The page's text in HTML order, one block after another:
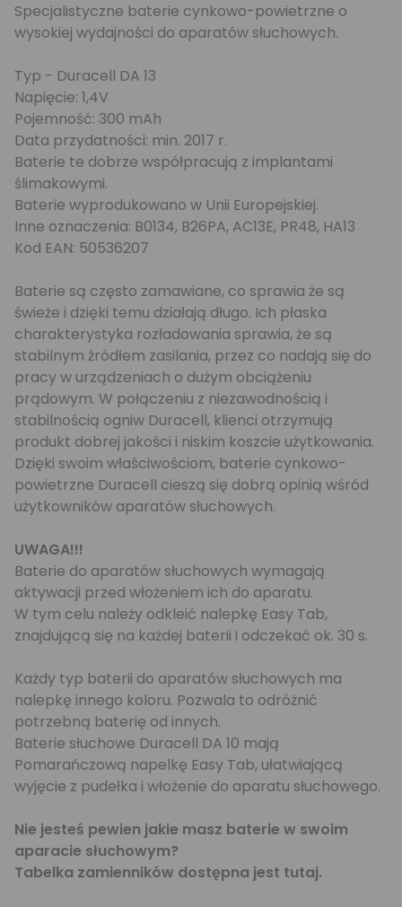
Specjalistyczne baterie cynkowo-powietrzne o
wysokiej wydajności do aparatów słuchowych.
Typ - Duracell DA 13
Napięcie: 1,4V
Pojemność: 300 mAh
Data przydatności: min. 2017 r.
Baterie te dobrze współpracują z implantami
ślimakowymi.
Baterie wyprodukowano w Unii Europejskiej.
Inne oznaczenia: B0134, B26PA, AC13E, PR48, HA13
Kod EAN: 50536207
Baterie są często zamawiane, co sprawia że są
świeże i dzięki temu działają długo. Ich płaska
charakterystyka rozładowania sprawia, że są
stabilnym źródłem zasilania, przez co nadają się do
pracy w urządzeniach o dużym obciążeniu
prądowym. W połączeniu z niezawodnością i
stabilnością ogniw Duracell, klienci otrzymują
produkt dobrej jakości i niskim koszcie użytkowania.
Dzięki swoim właściwościom, baterie cynkowo-
powietrzne Duracell cieszą się dobrą opinią wśród
użytkowników aparatów słuchowych.
UWAGA!!!
Baterie do aparatów słuchowych wymagają
aktywacji przed włożeniem ich do aparatu.
W tym celu należy odkleić nalepkę Easy Tab,
znajdującą się na każdej baterii i odczekać ok. 30 s.
Każdy typ baterii do aparatów słuchowych ma
nalepkę innego koloru. Pozwala to odróżnić
potrzebną baterię od innych.
Baterie słuchowe Duracell DA 10 mają
Pomarańczową napelkę Easy Tab, ułatwiającą
wyjęcie z pudełka i włożenie do aparatu słuchowego.
Nie jesteś pewien jakie masz baterie w swoim
aparacie słuchowym?
Tabelka zamienników dostępna jest tutaj.